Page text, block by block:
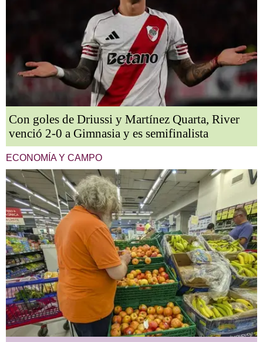
Con goles de Driussi y Martínez Quarta, River
venció 2-0 a Gimnasia y es semifinalista
ECONOMÍA Y CAMPO